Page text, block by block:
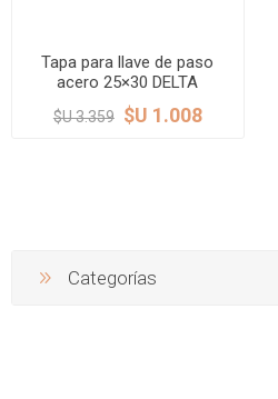
Tapa para llave de paso
acero 25×30 DELTA
$U 3.359 $U 1.008
Categorías